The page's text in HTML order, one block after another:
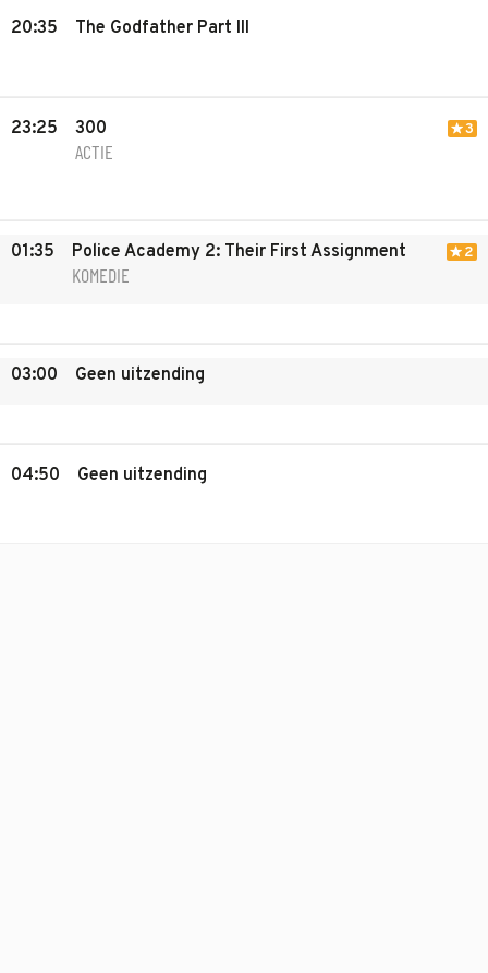
20:35 The Godfather Part III
23:25 300
ACTIE
3
01:35 Police Academy 2: Their First Assignment
KOMEDIE
2
03:00 Geen uitzending
04:50 Geen uitzending